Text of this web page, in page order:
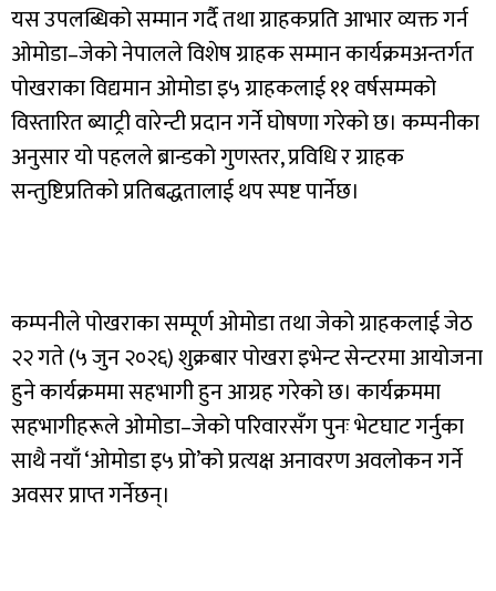
यस उपलब्धिको सम्मान गर्दै तथा ग्राहकप्रति आभार व्यक्त गर्न
ओमोडा–जेको नेपालले विशेष ग्राहक सम्मान कार्यक्रमअन्तर्गत
पोखराका विद्यमान ओमोडा इ५ ग्राहकलाई ११ वर्षसम्मको
विस्तारित ब्याट्री वारेन्टी प्रदान गर्ने घोषणा गरेको छ। कम्पनीका
अनुसार यो पहलले ब्रान्डको गुणस्तर, प्रविधि र ग्राहक
सन्तुष्टिप्रतिको प्रतिबद्धतालाई थप स्पष्ट पार्नेछ।
कम्पनीले पोखराका सम्पूर्ण ओमोडा तथा जेको ग्राहकलाई जेठ
२२ गते (५ जुन २०२६) शुक्रबार पोखरा इभेन्ट सेन्टरमा आयोजना
हुने कार्यक्रममा सहभागी हुन आग्रह गरेको छ। कार्यक्रममा
सहभागीहरूले ओमोडा–जेको परिवारसँग पुनः भेटघाट गर्नुका
साथै नयाँ ‘ओमोडा इ५ प्रो’को प्रत्यक्ष अनावरण अवलोकन गर्ने
अवसर प्राप्त गर्नेछन्।